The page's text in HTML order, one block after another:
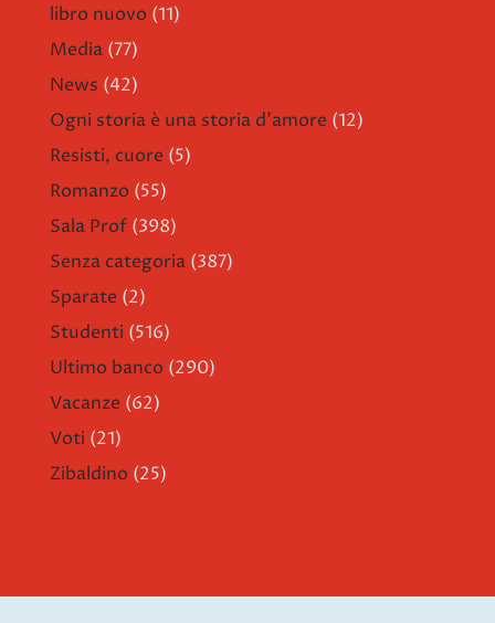
libro nuovo (11)
Media (77)
News (42)
Ogni storia è una storia d'amore (12)
Resisti, cuore (5)
Romanzo (55)
Sala Prof (398)
Senza categoria (387)
Sparate (2)
Studenti (516)
Ultimo banco (290)
Vacanze (62)
Voti (21)
Zibaldino (25)